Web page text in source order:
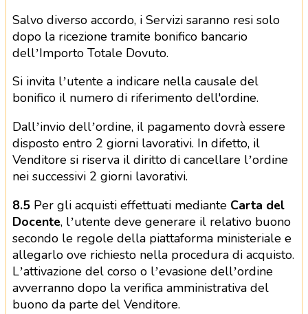
Salvo diverso accordo, i Servizi saranno resi solo
dopo la ricezione tramite bonifico bancario
dell’Importo Totale Dovuto.
Si invita l’utente a indicare nella causale del
bonifico il numero di riferimento dell'ordine.
Dall’invio dell’ordine, il pagamento dovrà essere
disposto entro 2 giorni lavorativi. In difetto, il
Venditore si riserva il diritto di cancellare l’ordine
nei successivi 2 giorni lavorativi.
8.5 Per gli acquisti effettuati mediante Carta del
Docente, l’utente deve generare il relativo buono
secondo le regole della piattaforma ministeriale e
allegarlo ove richiesto nella procedura di acquisto.
L’attivazione del corso o l’evasione dell’ordine
avverranno dopo la verifica amministrativa del
buono da parte del Venditore.